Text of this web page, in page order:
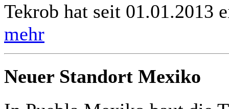
Tekrob hat seit 01.01.2013
mehr
Neuer Standort Mexiko